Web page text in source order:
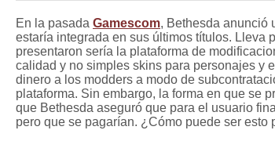
En la pasada Gamescom, Bethesda anunció
estaría integrada en sus últimos títulos. Lleva
presentaron sería la plataforma de
calidad y no simples skins para personajes y
dinero a los modders a modo de
plataforma. Sin embargo, la forma en que se
que Bethesda aseguró que para el usuario
pero que se pagarían. ¿Cómo puede ser esto